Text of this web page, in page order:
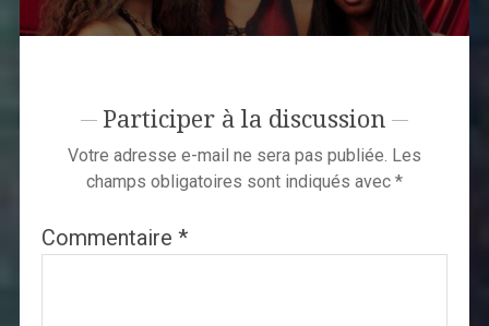
Participer à la discussion
Votre adresse e-mail ne sera pas publiée. Les
champs obligatoires sont indiqués avec *
Commentaire *